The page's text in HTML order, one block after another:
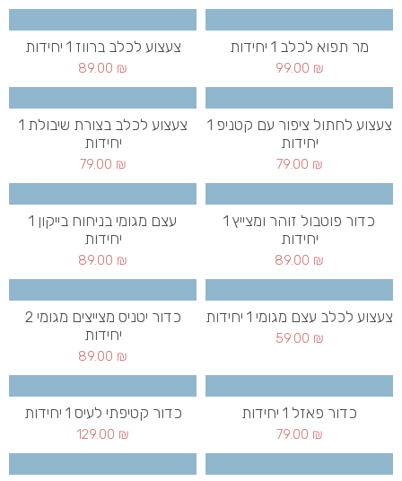
מר תפוא לכלב 1 יחידות
99.00 ₪
צעצוע לכלב ברווז 1 יחידות
89.00 ₪
צעצוע לחתול ציפור עם קטניפ 1
יחידות
79.00 ₪
צעצוע לכלב בצורת שיבולת 1
יחידות
79.00 ₪
כדור פוטבול זוהר ומצייץ 1
יחידות
89.00 ₪
עצם מגומי בניחוח בייקון 1
יחידות
89.00 ₪
צעצוע לכלב עצם מגומי 1 יחידות
59.00 ₪
כדור יטניס מצייצים מגומי 2
יחידות
89.00 ₪
כדור פאזל 1 יחידות
79.00 ₪
כדור קטיפתי לעיס 1 יחידות
129.00 ₪